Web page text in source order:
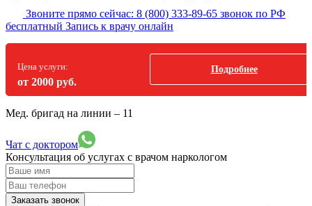
Звоните прямо сейчас: 8 (800) 333-89-65 звонок по РФ
бесплатный Запись к врачу онлайн
Цена услуги:
от 2000 руб.
Подробнее
Мед. бригад на линии – 11
Чат с доктором
Консультация об услугах с врачом наркологом
Заказать звонок